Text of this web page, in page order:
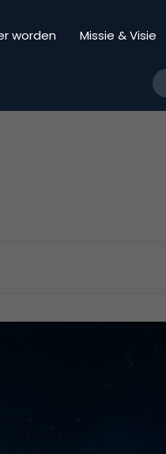
worden Missie & Visie